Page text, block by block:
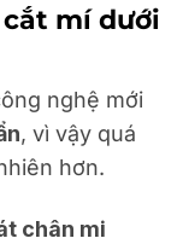
cắt mí dưới
nghệ mới
, vì vậy quá
hơn.
chân mi